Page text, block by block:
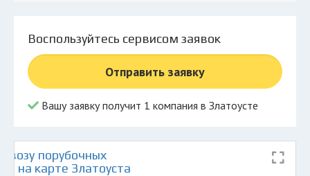
© 2026 Все права защищены
Воспользуйтесь сервисом заявок
Отправить заявку
Вашу заявку получит 1 компания в Златоусте
порубочных
на карте Златоуста